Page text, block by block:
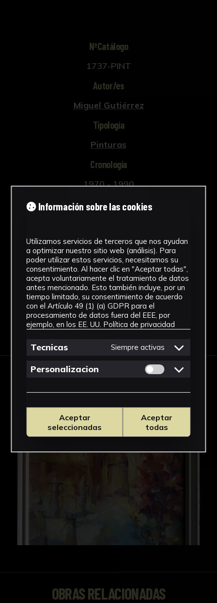
NºCatálogo
1737-PINT
Autor/es
Miguel Gutiérrez
Tipología
Pinturas
Cronología
1970 - 1990
Estilo
Técnica
Óleo
Ver más
Descargar Ficha
OBRAS RELACIONADAS
Información sobre las cookies
Utilizamos servicios de terceros que nos ayudan
a optimizar nuestro sitio web (análisis). Para
poder utilizar estos servicios, necesitamos su
consentimiento. Al hacer clic en "Aceptar todas",
acepta voluntariamente el tratamiento de datos
antes mencionado. Esto también incluye, por un
tiempo limitado, su consentimiento de acuerdo
con el Artículo 49 (1) (a) GDPR para el
procesamiento de datos fuera del EEE, por
ejemplo, en los EE. UU. Política de privacidad
Tecnicas Siempre activas
Personalizacion Permitir cookies
Aceptar
seleccionadas
Aceptar
todas